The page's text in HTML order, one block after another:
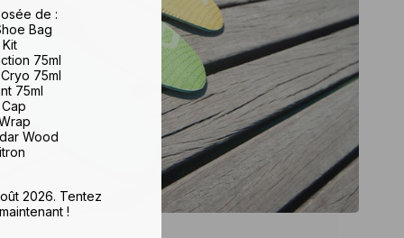
de :
Bag
75ml
75ml
75ml
Wood
2026. Tentez
!